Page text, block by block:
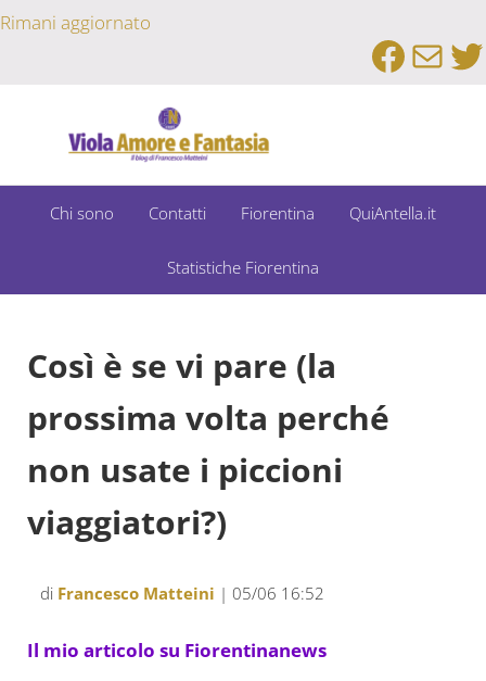
Passa al contenuto principale
Skip to after header navigation
Skip to site footer
Rimani aggiornato
Viola Amore e Fantasia
Chi sono Contatti Fiorentina QuiAntella.it
Statistiche Fiorentina
Così è se vi pare (la
prossima volta perché
non usate i piccioni
viaggiatori?)
di Francesco Matteini | 05/06 16:52
Il mio articolo su Fiorentinanews